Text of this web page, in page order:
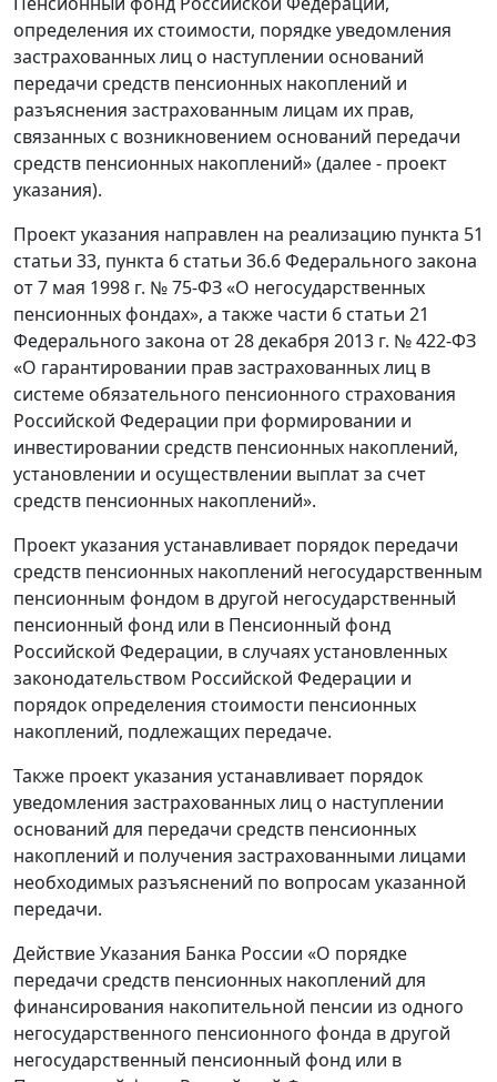
определения их стоимости, порядке уведомления
застрахованных лиц о наступлении оснований
передачи средств пенсионных накоплений и
разъяснения застрахованным лицам их прав,
связанных с возникновением оснований передачи
средств пенсионных накоплений» (далее - проект
указания).
Проект указания направлен на реализацию пункта 51
статьи 33, пункта 6 статьи 36.6 Федерального закона
от 7 мая 1998 г. № 75-ФЗ «О негосударственных
пенсионных фондах», а также части 6 статьи 21
Федерального закона от 28 декабря 2013 г. № 422-ФЗ
«О гарантировании прав застрахованных лиц в
системе обязательного пенсионного страхования
Российской Федерации при формировании и
инвестировании средств пенсионных накоплений,
установлении и осуществлении выплат за счет
средств пенсионных накоплений».
Проект указания устанавливает порядок передачи
средств пенсионных накоплений негосударственным
пенсионным фондом в другой негосударственный
пенсионный фонд или в Пенсионный фонд
Российской Федерации, в случаях установленных
законодательством Российской Федерации и
порядок определения стоимости пенсионных
накоплений, подлежащих передаче.
Также проект указания устанавливает порядок
уведомления застрахованных лиц о наступлении
оснований для передачи средств пенсионных
накоплений и получения застрахованными лицами
необходимых разъяснений по вопросам указанной
передачи.
Действие Указания Банка России «О порядке
передачи средств пенсионных накоплений для
финансирования накопительной пенсии из одного
негосударственного пенсионного фонда в другой
негосударственный пенсионный фонд или в